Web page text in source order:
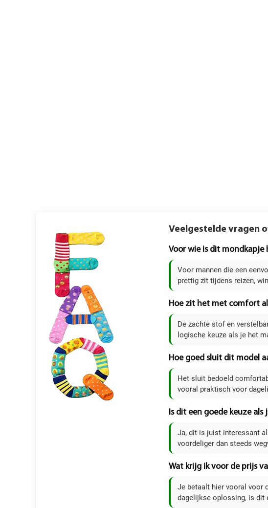
Veelgestelde vragen
Voor wie is dit mondkapje
Voor mannen die een
prettig zit tijdens reizen,
Hoe zit het met comfort
De zachte stof en
logische keuze als je het
Hoe goed sluit dit model
Het sluit bedoeld
vooral praktisch voor
Is dit een goede keuze
Ja, dit is juist interessant
voordeliger dan steeds
Wat krijg ik voor de prijs
Je betaalt hier vooral voor
dagelijkse oplossing, is dit